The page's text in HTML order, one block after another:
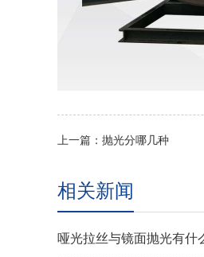
上一篇：抛光分哪几种
相关新闻
哑光拉丝与镜面抛光有什